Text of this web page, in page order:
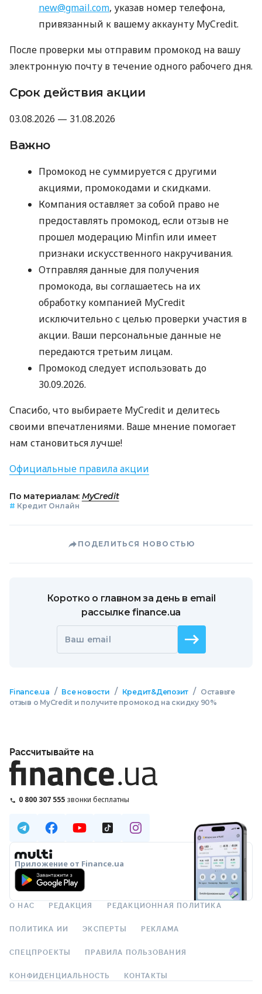
new@gmail.com, указав номер телефона,
привязанный к вашему аккаунту MyCredit.
После проверки мы отправим промокод на вашу
электронную почту в течение одного рабочего дня.
Срок действия акции
03.08.2026 — 31.08.2026
Важно
Промокод не суммируется с другими
акциями, промокодами и скидками.
Компания оставляет за собой право не
предоставлять промокод, если отзыв не
прошел модерацию Minfin или имеет
признаки искусственного накручивания.
Отправляя данные для получения
промокода, вы соглашаетесь на их
обработку компанией MyCredit
исключительно с целью проверки участия в
акции. Ваши персональные данные не
передаются третьим лицам.
Промокод следует использовать до
30.09.2026.
Спасибо, что выбираете MyCredit и делитесь
своими впечатлениями. Ваше мнение помогает
нам становиться лучше!
Официальные правила акции
По материалам: MyCredit
# Кредит Онлайн
ПОДЕЛИТЬСЯ НОВОСТЬЮ
Коротко о главном за день в email
рассылке finance.ua
Ваш email
Finance.ua / Все новости / Кредит&Депозит /
Оставьте
отзыв о MyCredit и получите промокод на скидку 90%
Рассчитывайте на
0 800 307 555 звонки бесплатны
Приложение от Finance.ua
О НАС РЕДАКЦИЯ РЕДАКЦИОННАЯ ПОЛИТИКА
ПОЛИТИКА ИИ ЭКСПЕРТЫ РЕКЛАМА
СПЕЦПРОЕКТЫ ПРАВИЛА ПОЛЬЗОВАНИЯ
КОНФИДЕНЦИАЛЬНОСТЬ КОНТАКТЫ